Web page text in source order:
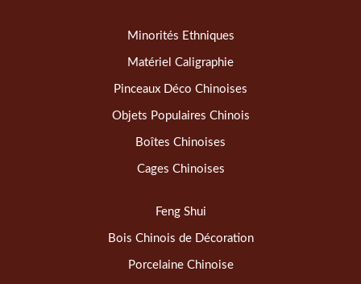
Minorités Ethniques
Matériel Caligraphie
Pinceaux Déco Chinoises
Objets Populaires Chinois
Boîtes Chinoises
Cages Chinoises
Feng Shui
Bois Chinois de Décoration
Porcelaine Chinoise